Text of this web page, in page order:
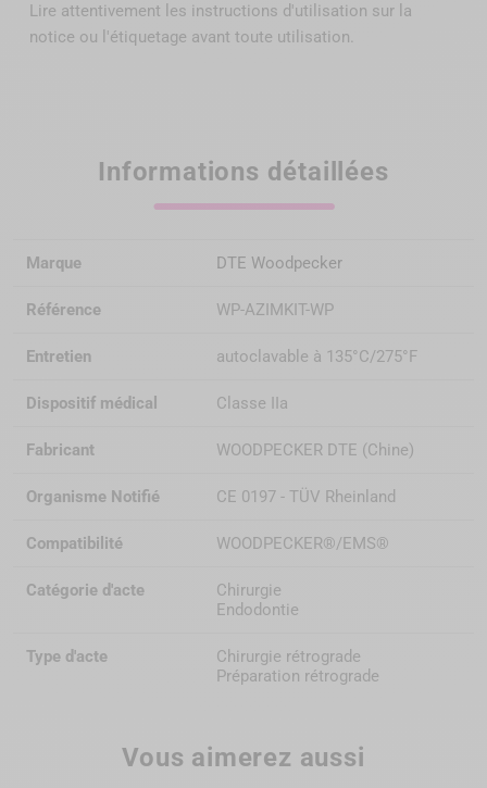
Lire attentivement les instructions d'utilisation sur la
notice ou l'étiquetage avant toute utilisation.
Informations détaillées
Marque DTE Woodpecker
Référence WP-AZIMKIT-WP
Entretien autoclavable à 135°C/275°F
Dispositif médical Classe IIa
Fabricant WOODPECKER DTE (Chine)
Organisme Notifié CE 0197 - TÜV Rheinland
Compatibilité WOODPECKER®/EMS®
Catégorie d'acte
Chirurgie
Endodontie
Type d'acte
Chirurgie rétrograde
Préparation rétrograde
Vous aimerez aussi